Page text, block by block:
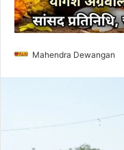
Mahendra Dewangan